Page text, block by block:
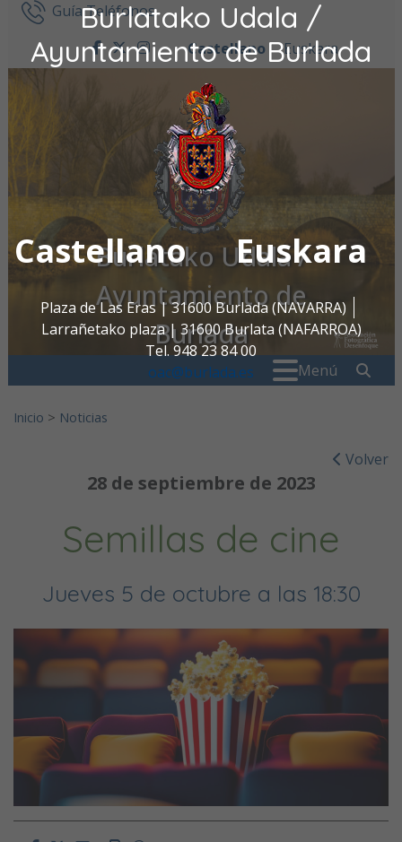
Burlatako Udala /
Ayuntamiento de Burlada
Castellano Euskara
Plaza de Las Eras | 31600 Burlada (NAVARRA)
Larrañetako plaza | 31600 Burlata (NAFARROA)
Tel. 948 23 84 00
oac@burlada.es
Ir al contenidoGuía Teléfonos
facebook
twitter
instagram
Castellano Euskara
Burlatako Udala /
Ayuntamiento de
Burlada
Menú
Inicio > Noticias
Volver
28 de septiembre de 2023
Semillas de cine
Jueves 5 de octubre a las 18:30